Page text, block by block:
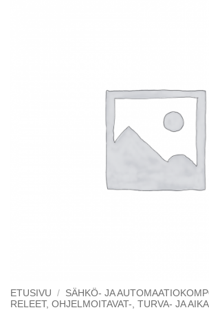
ETUSIVU / SÄHKÖ- JA
RELEET, OHJELMOITAVAT-, TURVA- JA